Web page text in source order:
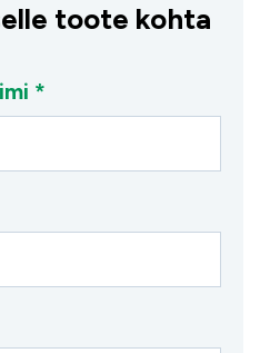
toote kohta
*